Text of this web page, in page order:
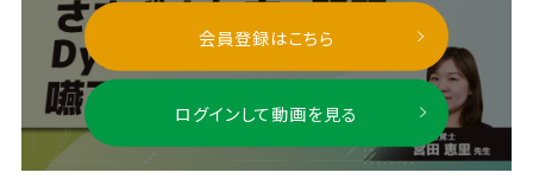
会員登録はこちら
ログインして動画を見る